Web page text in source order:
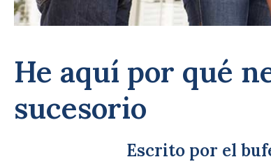
He aquí por qué
sucesorio
Escrito por el